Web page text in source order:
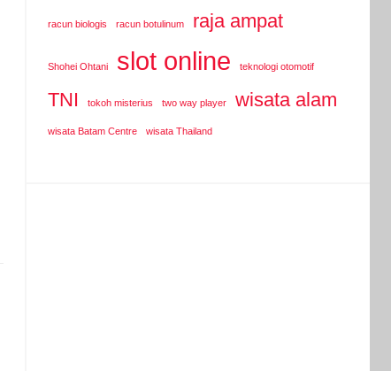
racun biologis racun botulinum raja ampat
Shohei Ohtani slot online teknologi otomotif
TNI tokoh misterius two way player wisata alam
wisata Batam Centre wisata Thailand